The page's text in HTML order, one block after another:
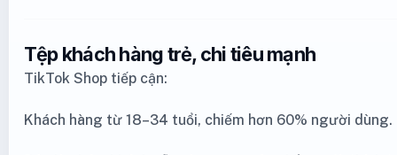
Tệp khách hàng trẻ, chi tiêu mạnh
TikTok Shop tiếp cận:
Khách hàng từ 18–34 tuổi, chiếm hơn 60% người dùng.